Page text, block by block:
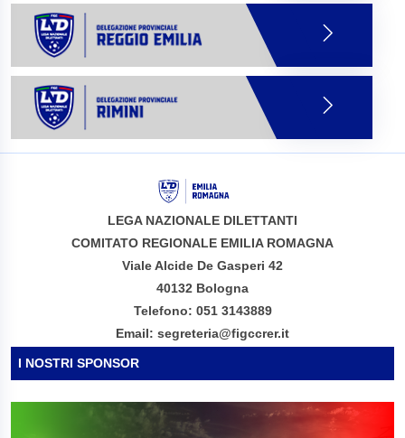
LEGA NAZIONALE DILETTANTI
COMITATO REGIONALE EMILIA ROMAGNA
Viale Alcide De Gasperi 42
40132 Bologna
Telefono: 051 3143889
Email: segreteria@figccrer.it
I NOSTRI SPONSOR